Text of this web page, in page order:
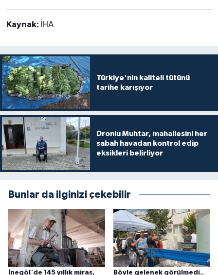
Kaynak: İHA
Türkiye'nin kaliteli tütünü
tarihe karışıyor
Dronlu Muhtar, mahallesini her
sabah havadan kontrol edip
eksikleri belirliyor
Bunlar da ilginizi çekebilir
İnegöl'de 145 yıllık miras,
Böyle gelenek görülmedi..